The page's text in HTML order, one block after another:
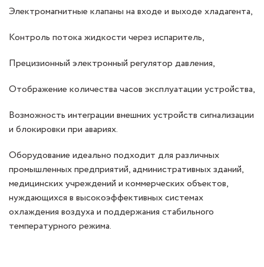
Электромагнитные клапаны на входе и выходе хладагента,
Контроль потока жидкости через испаритель,
Прецизионный электронный регулятор давления,
Отображение количества часов эксплуатации устройства,
Возможность интеграции внешних устройств сигнализации
и блокировки при авариях.
Оборудование идеально подходит для различных
промышленных предприятий, административных зданий,
медицинских учреждений и коммерческих объектов,
нуждающихся в высокоэффективных системах
охлаждения воздуха и поддержания стабильного
температурного режима.